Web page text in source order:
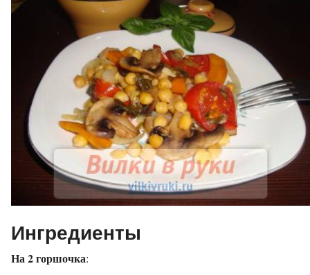
Ингредиенты
На 2 горшочка: